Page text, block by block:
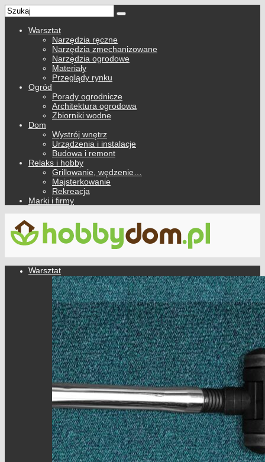
Warsztat
Narzędzia ręczne
Narzędzia zmechanizowane
Narzędzia ogrodowe
Materiały
Przeglądy rynku
Ogród
Porady ogrodnicze
Architektura ogrodowa
Zbiorniki wodne
Dom
Wystrój wnętrz
Urządzenia i instalacje
Budowa i remont
Relaks i hobby
Grillowanie, wędzenie…
Majsterkowanie
Rekreacja
Marki i firmy
Warsztat